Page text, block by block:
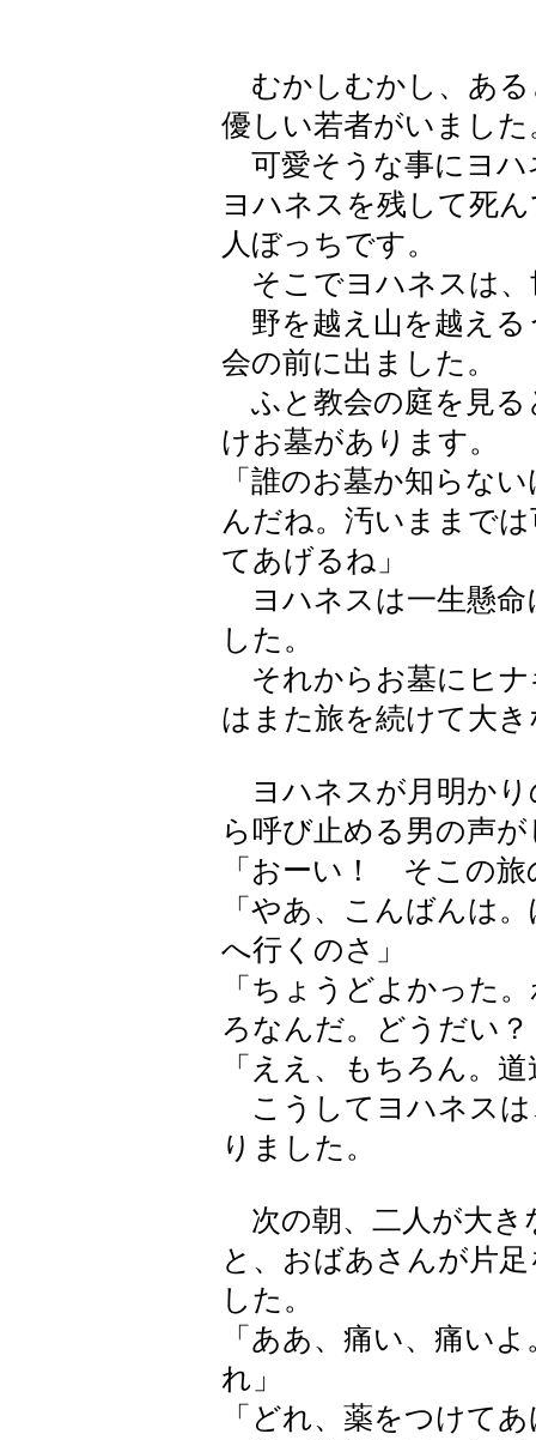
むかしむかし、ある
優しい若者がいました
可愛そうな事にヨハ
ヨハネスを残して死
人ぼっちです。
そこでヨハネスは、
野を越え山を越える
会の前に出ました。
ふと教会の庭を見る
けお墓があります。
「誰のお墓か知らな
んだね。汚いままで
てあげるね」
ヨハネスは一生懸命
した。
それからお墓にヒナ
はまた旅を続けて大
ヨハネスが月明かり
ら呼び止める男の声
「おーい！ そこの
「やあ、こんばんは
へ行くのさ」
「ちょうどよかった
ろなんだ。どうだい
「ええ、もちろん。
こうしてヨハネスは
りました。
次の朝、二人が大き
と、おばあさんが片
した。
「ああ、痛い、痛い
れ」
「どれ、薬をつけて